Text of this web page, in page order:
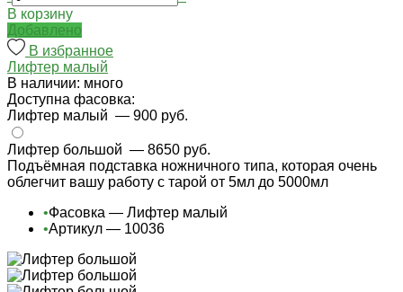
В корзину
Добавлено
В избранное
Лифтер малый
В наличии: много
Доступна фасовка:
Лифтер малый — 900 руб.
Лифтер большой — 8650 руб.
Подъёмная подставка ножничного типа, которая очень
облегчит вашу работу с тарой от 5мл до 5000мл
•Фасовка — Лифтер малый
•Артикул — 10036